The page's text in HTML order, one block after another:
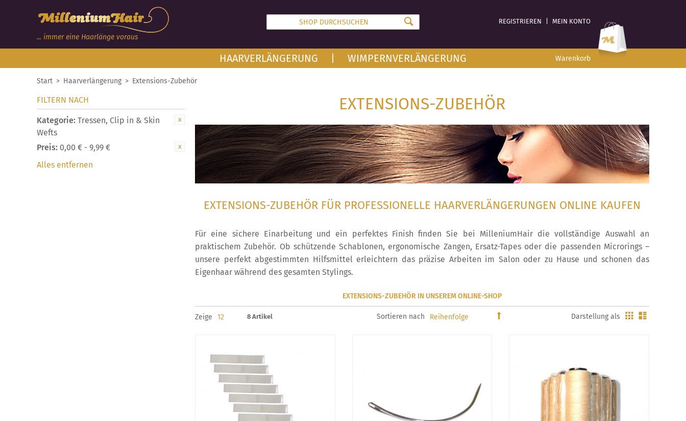
... immer eine Haarlänge voraus
REGISTRIEREN MEIN KONTO
Warenkorb
HAARVERLÄNGERUNG WIMPERNVERLÄNGERUNG
Start > Haarverlängerung > Extensions-Zubehör
FILTERN NACH
Kategorie: Tressen, Clip in & Skin
Wefts
Preis: 0,00 € - 9,99 €
Alles entfernen
EXTENSIONS-ZUBEHÖR
EXTENSIONS-ZUBEHÖR FÜR PROFESSIONELLE HAARVERLÄNGERUNGEN ONLINE KAUFEN
Für eine sichere Einarbeitung und ein perfektes Finish finden Sie bei MilleniumHair die vollständige Auswahl an
praktischem Zubehör. Ob schützende Schablonen, ergonomische Zangen, Ersatz-Tapes oder die passenden Microrings –
unsere perfekt abgestimmten Hilfsmittel erleichtern das präzise Arbeiten im Salon oder zu Hause und schonen das
Eigenhaar während des gesamten Stylings.
EXTENSIONS-ZUBEHÖR IN UNSEREM ONLINE-SHOP
Zeige 8 Artikel Sortieren nach Darstellung als
Gitter